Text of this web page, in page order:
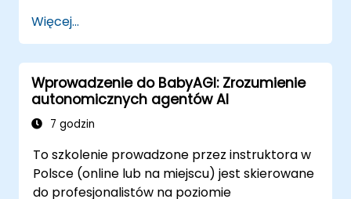
źródłami danych.
Wdrażać rozwiązania BabyAGI na
platformach chmurowych.
Optymalizować przepływy pracy
BabyAGI pod kątem wydajności i
skalowalności.
Więcej...
Wprowadzenie do BabyAGI: Zrozumienie
autonomicznych agentów AI
7 godzin
To szkolenie prowadzone przez instruktora w
Polsce (online lub na miejscu) jest skierowane
do profesjonalistów na poziomie